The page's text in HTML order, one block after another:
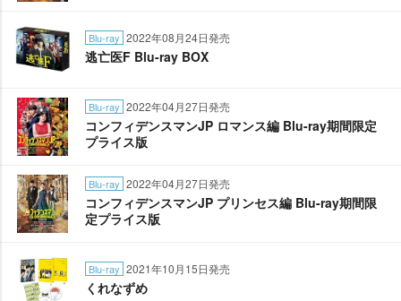
Blu-ray 2022年08月24日発売
逃亡医F Blu-ray BOX
Blu-ray 2022年04月27日発売
コンフィデンスマンJP ロマンス編 Blu-ray期間限定
プライス版
Blu-ray 2022年04月27日発売
コンフィデンスマンJP プリンセス編 Blu-ray期間限
定プライス版
Blu-ray 2021年10月15日発売
くれなずめ